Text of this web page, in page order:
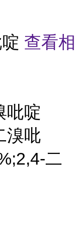
查看相
吡啶
溴吡
二